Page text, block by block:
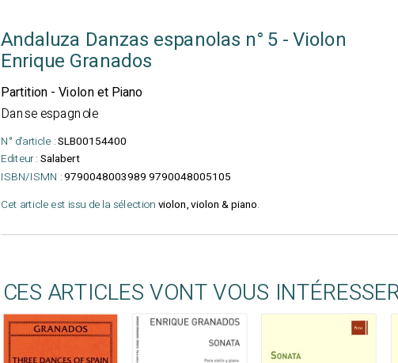
Andaluza Danzas espanolas n° 5 - Violon
Enrique Granados
Partition - Violon et Piano
Danse espagnole
N° d'article :SLB00154400
Editeur : Salabert
ISBN/ISMN :9790048003989 9790048005105
Cet article est issu de la sélection violon, violon & piano.
CES ARTICLES VONT VOUS